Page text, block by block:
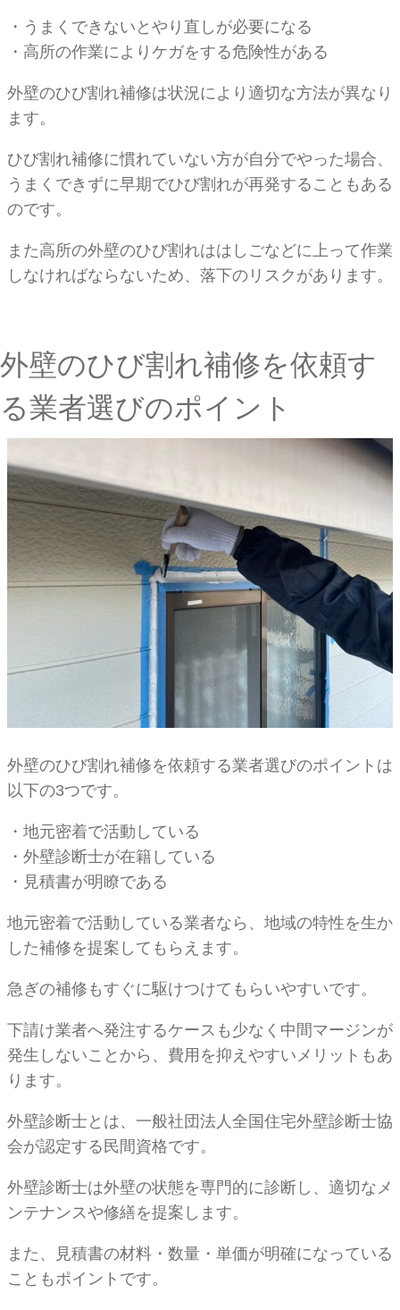
・うまくできないとやり直しが必要になる
・高所の作業によりケガをする危険性がある
外壁のひび割れ補修は状況により適切な方法が異なり
ます。
ひび割れ補修に慣れていない方が自分でやった場合、
うまくできずに早期でひび割れが再発することもある
のです。
また高所の外壁のひび割れははしごなどに上って作業
しなければならないため、落下のリスクがあります。
外壁のひび割れ補修を依頼す
る業者選びのポイント
外壁のひび割れ補修を依頼する業者選びのポイントは
以下の3つです。
・地元密着で活動している
・外壁診断士が在籍している
・見積書が明瞭である
地元密着で活動している業者なら、地域の特性を生か
した補修を提案してもらえます。
急ぎの補修もすぐに駆けつけてもらいやすいです。
下請け業者へ発注するケースも少なく中間マージンが
発生しないことから、費用を抑えやすいメリットもあ
ります。
外壁診断士とは、一般社団法人全国住宅外壁診断士協
会が認定する民間資格です。
外壁診断士は外壁の状態を専門的に診断し、適切なメ
ンテナンスや修繕を提案します。
また、見積書の材料・数量・単価が明確になっている
こともポイントです。